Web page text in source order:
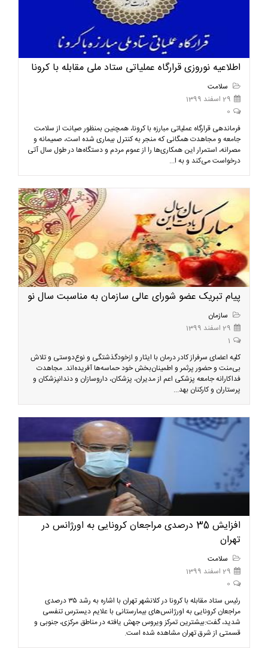
اطلاعیه نوروزی قرارگاه عملیاتی ستاد ملی مقابله با کرونا
سلامت
29 اسفند 1399
0
فرماندهی قرارگاه عملیاتی مبارزه با کرونا، همچنین بمنظور صیانت از سلامت
جامعه و مجاهدت همگانی که منجر به کنترل بیماری شده است، صمیمانه و
مصرانه، استمرار این همکاری‌ها را از عموم مردم و دستگاه‌ها در طول سال آتی
درخواست می‌کند و به ا...
پیام تبریک عضو شورای عالی سازمان به مناسبت سال نو
سازمان
29 اسفند 1399
1
کلیه اعضای سرفراز کادر درمان با ایثار و ازخودگذشتگی و نوع‌دوستی و تلاش
بی‌منت و حضور پرثمر و اطمینان‌بخش خود حماسه‌ها آفریده‌اند. مجاهدت
فداکارانه جامعه پزشکی اعم از مدیران، پزشکان، داروسازان و دندانپزشکان و
پرستاران و کارکنان بهد...
افزایش 35 درصدی مراجعان کرونایی به اورژانس در
تهران
سلامت
29 اسفند 1399
0
رئیس ستاد مقابله با کرونا در کلانشهر تهران با اشاره به رشد ۳۵ درصدی
مراجعان کرونایی به اورژانس‌های بیمارستانی با علایم دیسترس تنفسی
شدید، گفت:بیشترین تمرکز ویروس جهش یافته در مناطق مرکزی، جنوبی و
قسمتی از شرق تهران مشاهده شده است.